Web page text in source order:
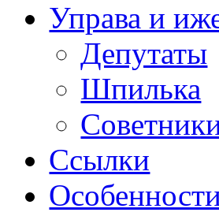
Управа и
Депутаты
Шпилька
Ссылки